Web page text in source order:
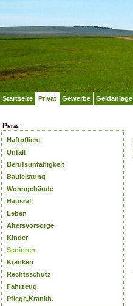
Startseite Privat Gewerbe Geldanlage
Privat
Haftpflicht
Unfall
Berufsunfähigkeit
Bauleistung
Wohngebäude
Hausrat
Leben
Altersvorsorge
Kinder
Senioren
Kranken
Rechtsschutz
Fahrzeug
Pflege,Krankh.